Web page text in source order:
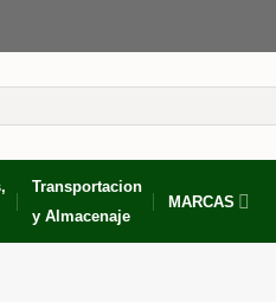
Transportacion
y Almacenaje
MARCAS